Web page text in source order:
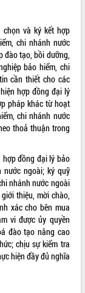
và ký kết hợp
chi nhánh nước
đào tạo, bồi dưỡng,
bảo hiểm, chi
cần thiết cho các
hợp đồng đại lý
pháp khác từ hoạt
chi nhánh nước
thoả thuận trong
hợp đồng đại lý bảo
nước ngoài; ký quỹ
nhánh nước ngoài
thiệu, mời chào,
xác cho bên mua
vi được ủy quyền
đào tạo nâng cao
chịu sự kiểm tra
hiện đầy đủ nghĩa